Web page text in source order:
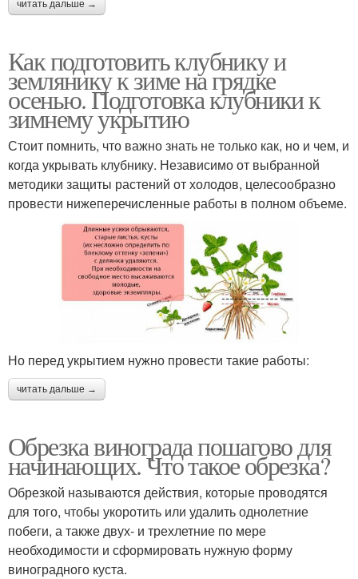
читать дальше →
Как подготовить клубнику и
землянику к зиме на грядке
осенью. Подготовка клубники к
зимнему укрытию
Стоит помнить, что важно знать не только как, но и чем, и
когда укрывать клубнику. Независимо от выбранной
методики защиты растений от холодов, целесообразно
провести нижеперечисленные работы в полном объеме.
Но перед укрытием нужно провести такие работы:
читать дальше →
Обрезка винограда пошагово для
начинающих. Что такое обрезка?
Обрезкой называются действия, которые проводятся
для того, чтобы укоротить или удалить однолетние
побеги, а также двух- и трехлетние по мере
необходимости и сформировать нужную форму
виноградного куста.